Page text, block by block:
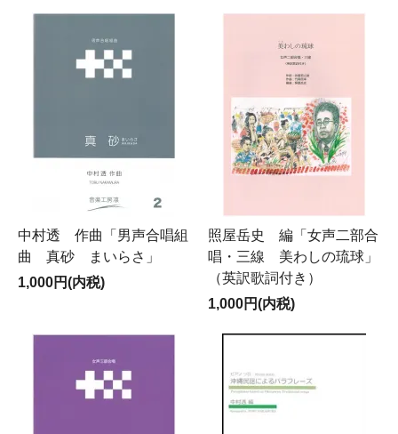
中村透 作曲「男声合唱組
曲 真砂 まいらさ」
1,000円(内税)
照屋岳史 編「女声二部合
唱・三線 美わしの琉球」
（英訳歌詞付き）
1,000円(内税)